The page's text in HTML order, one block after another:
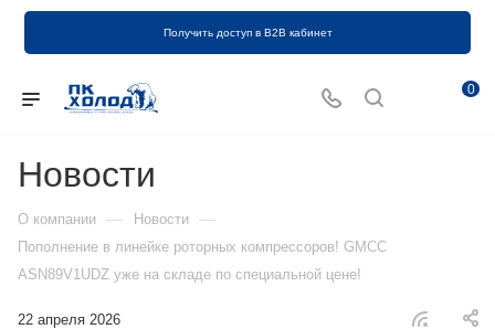
Получить доступ в B2B кабинет
0
Новости
О компании — Новости —
Пополнение в линейке роторных компрессоров! GMCC
ASN89V1UDZ уже на складе по специальной цене!
22 апреля 2026